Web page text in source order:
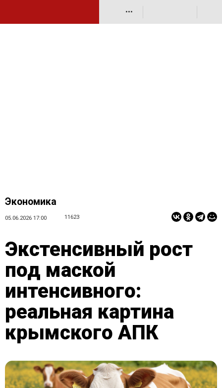
•••
Экономика
05.06.2026 17:00 11623
Экстенсивный рост
под маской
интенсивного:
реальная картина
крымского АПК